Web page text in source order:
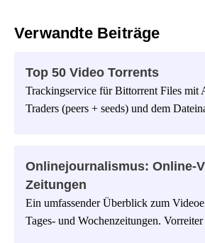
Verwandte Beiträge
Top 50 Video Torrents
Trackingservice für Bittorrent Files mit
Traders (peers + seeds) und dem
Onlinejournalismus: Online-
Zeitungen
Ein umfassender Überblick zum
Tages- und Wochenzeitungen.